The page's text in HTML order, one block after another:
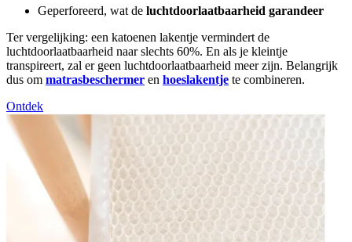
Geperforeerd, wat de luchtdoorlaatbaarheid garandeer
Ter vergelijking: een katoenen lakentje vermindert de
luchtdoorlaatbaarheid naar slechts 60%. En als je kleintje
transpireert, zal er geen luchtdoorlaatbaarheid meer zijn. Belangrijk
dus om matrasbeschermer en hoeslakentje te combineren.
Ontdek